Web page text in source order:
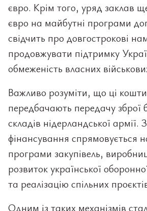
євро. Крім того, уряд заклав
євро на майбутні програми
свідчить про довгострокові
продовжувати підтримку
обмеженість власних
Важливо розуміти, що ці
передбачають передачу зброї
складів нідерландської
фінансування спрямовується
програми закупівель,
розвиток української
та реалізацію спільних
Одним із таких механізмів